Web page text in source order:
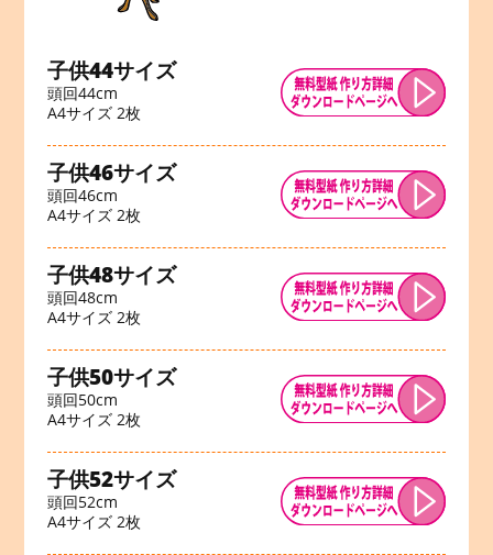
子供44サイズ
頭回44cm
A4サイズ 2枚
子供46サイズ
頭回46cm
A4サイズ 2枚
子供48サイズ
頭回48cm
A4サイズ 2枚
子供50サイズ
頭回50cm
A4サイズ 2枚
子供52サイズ
頭回52cm
A4サイズ 2枚